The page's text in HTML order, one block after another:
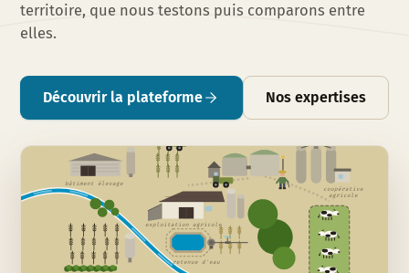
territoire, que nous testons puis comparons entre
elles.
Découvrir la plateforme Nos expertises
coopérative
agricole
exploitation agricole
retenue d'eau
bâtiment élevage